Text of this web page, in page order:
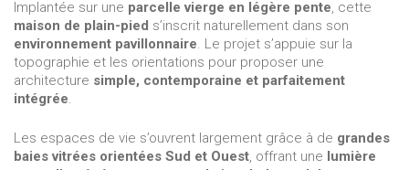
Implantée sur une parcelle vierge en légère pente, cette
maison de plain-pied s’inscrit naturellement dans son
environnement pavillonnaire. Le projet s’appuie sur la
topographie et les orientations pour proposer une
architecture simple, contemporaine et parfaitement
intégrée.
Les espaces de vie s’ouvrent largement grâce à de grandes
baies vitrées orientées Sud et Ouest, offrant une lumière